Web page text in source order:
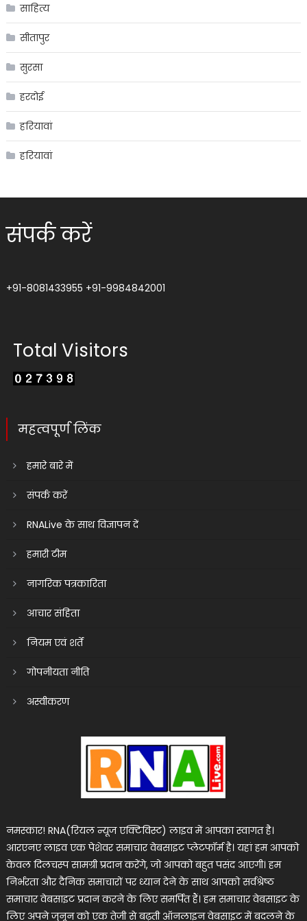
साहित्य
सीतापुर
सुरसा
हरदोई
हरियावां
हरियावां
संपर्क करें
+91-8081433955 +91-9984842001
Total Visitors
महत्वपूर्ण लिंक
हमारे बारे में
संपर्क करें
RNALive के साथ विज्ञापन दें
हमारी टीम
नागरिक पत्रकारिता
आचार संहिता
नियम एवं शर्तें
गोपनीयता नीति
अस्वीकरण
नमस्कार! RNA(रियल न्यूज एक्टिविस्ट) लाइव में आपका स्वागत है।
आरएनए लाइव एक पेशेवर समाचार वेबसाइट प्लेटफॉर्म है। यहां हम आपको
केवल दिलचस्प सामग्री प्रदान करेंगे, जो आपको बहुत पसंद आएगी। हम
निर्भरता और दैनिक समाचारों पर ध्यान देने के साथ आपको सर्वश्रेष्ठ
समाचार वेबसाइट प्रदान करने के लिए समर्पित हैं। हम समाचार वेबसाइट के
लिए अपने जुनून को एक तेजी से बढ़ती ऑनलाइन वेबसाइट में बदलने के